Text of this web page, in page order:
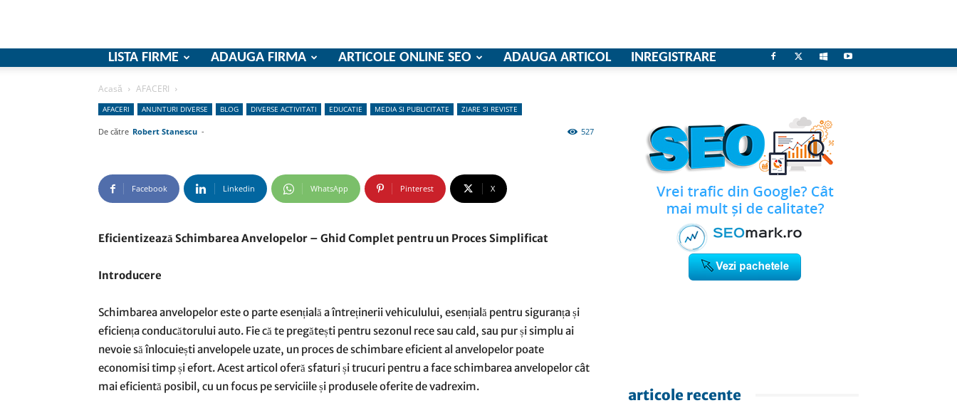
comunicate
LISTA FIRME ADAUGA FIRMA ARTICOLE ONLINE SEO ADAUGA ARTICOL INREGISTRARE
Acasă AFACERI
AFACERI ANUNTURI DIVERSE BLOG DIVERSE ACTIVITATI EDUCATIE MEDIA SI PUBLICITATE ZIARE SI REVISTE
De către Robert Stanescu - 527
Facebook Linkedin WhatsApp Pinterest X
Eficientizează Schimbarea Anvelopelor – Ghid Complet pentru un Proces Simplificat
Introducere
Schimbarea anvelopelor este o parte esențială a întreținerii vehiculului, esențială pentru siguranța și
eficiența conducătorului auto. Fie că te pregătești pentru sezonul rece sau cald, sau pur și simplu ai
nevoie să înlocuiești anvelopele uzate, un proces de schimbare eficient al anvelopelor poate
economisi timp și efort. Acest articol oferă sfaturi și trucuri pentru a face schimbarea anvelopelor cât
mai eficientă posibil, cu un focus pe serviciile și produsele oferite de vadrexim.
articole recente